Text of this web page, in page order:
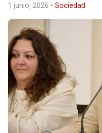
1 junio, 2026 • Sociedad